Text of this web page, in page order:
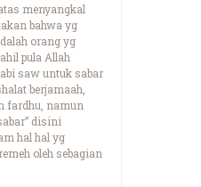
menyangkal
bahwa yg
orang yg
pula Allah
saw untuk sabar
berjamaah,
fardhu, namun
disini
hal hal yg
oleh sebagian